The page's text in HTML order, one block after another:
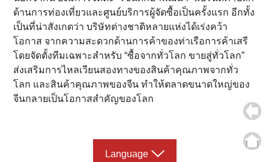
ด้านการท่องเที่ยวและศูนย์บริการผู้จัดซื้อเป็นครั้งแรก อีกทั้ง
เป็นที่น่าสังเกตว่า บริษัทต่างชาติหลายแห่งได้เร่งคว้า
โอกาส จากความสะดวกด้านการค้าของท่าเรือการค้าเสรี
โดยจัดตั้งทีมเฉพาะสำหรับ “ซื้อจากทั่วโลก ขายสู่ทั่วโลก”
ส่งเสริมการไหลเวียนสองทางของสินค้าคุณภาพจากทั่ว
โลก และสินค้าคุณภาพของจีน ทำให้ตลาดขนาดใหญ่ของ
จีนกลายเป็นโอกาสสำคัญของโลก
Language